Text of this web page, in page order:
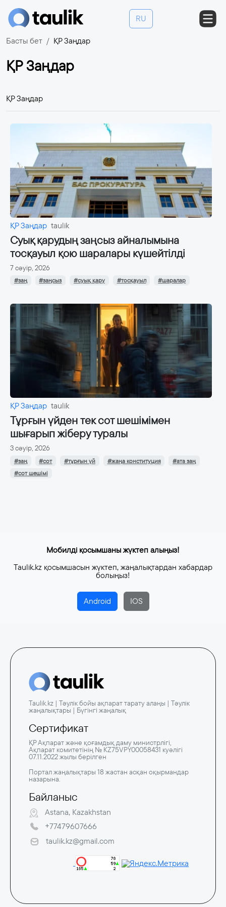
RU
Басты бет ҚР Заңдар
ҚР Заңдар
ҚР Заңдар
ҚР Заңдар taulik
Суық қарудың заңсыз айналымына
тосқауыл қою шаралары күшейтілді
7 сәуір, 2026
#заң #заңсыз #суық қару #тосқауыл #шаралар
ҚР Заңдар taulik
Тұрғын үйден тек сот шешімімен
шығарып жіберу туралы
3 сәуір, 2026
#заң #сот #тұрғын үй #жаңа конституция
#ата заң
#сот шешімі
Мобилді қосымшаны жүктеп алыңыз!
Taulik.kz қосымшасын жүктеп, жаңалықтардан хабардар
болыңыз!
Android IOS
Taulik.kz | Тәулік бойы ақпарат тарату алаңы | Тәулік
жаңалықтары | Бүгінгі жаңалық
Сертификат
ҚР Ақпарат және қоғамдық даму министрлігі,
Ақпарат комитетінің № KZ75VPY00058431 куәлігі
07.11.2022 жылы берілген
Портал жаңалықтары 18 жастан асқан оқырмандар
назарына.
Байланыс
Astana, Kazakhstan
+77479607666
taulik.kz@gmail.com